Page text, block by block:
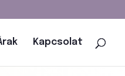
Kapcsolat